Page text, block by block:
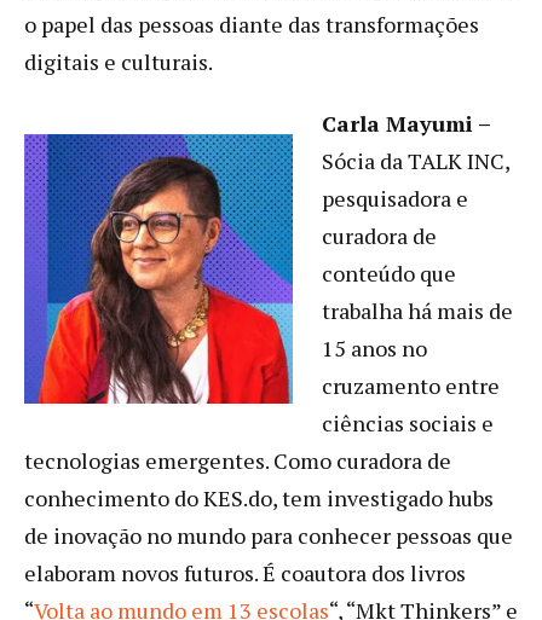
o papel das pessoas diante das transformações
digitais e culturais.
Carla Mayumi –
Sócia da TALK INC,
pesquisadora e
curadora de
conteúdo que
trabalha há mais de
15 anos no
cruzamento entre
ciências sociais e
tecnologias emergentes. Como curadora de
conhecimento do KES.do, tem investigado hubs
de inovação no mundo para conhecer pessoas que
elaboram novos futuros. É coautora dos livros
“Volta ao mundo em 13 escolas“, “Mkt Thinkers” e